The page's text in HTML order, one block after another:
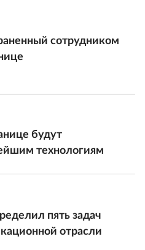
сотрудником
будут
технологиям
пять задач
отрасли